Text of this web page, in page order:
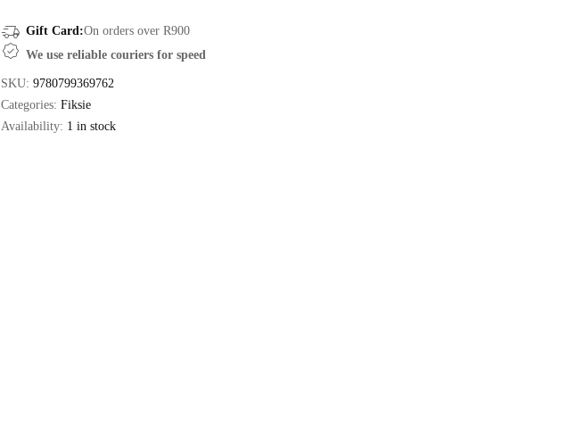
Gift Card:On orders over R900
We use reliable couriers for speed
SKU: 9780799369762
Categories: Fiksie
Availability: 1 in stock